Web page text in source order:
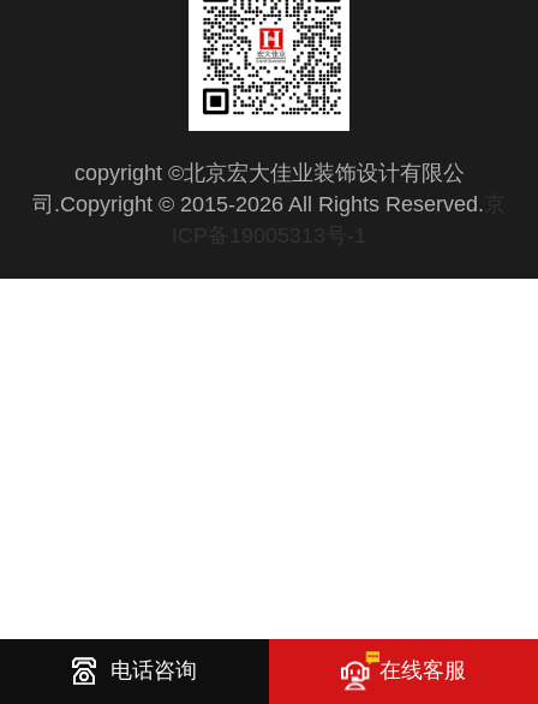
copyright ©北京宏大佳业装饰设计有限公
司.Copyright © 2015-2026 All Rights Reserved.
ICP备19005313号-1
电话咨询 在线客服